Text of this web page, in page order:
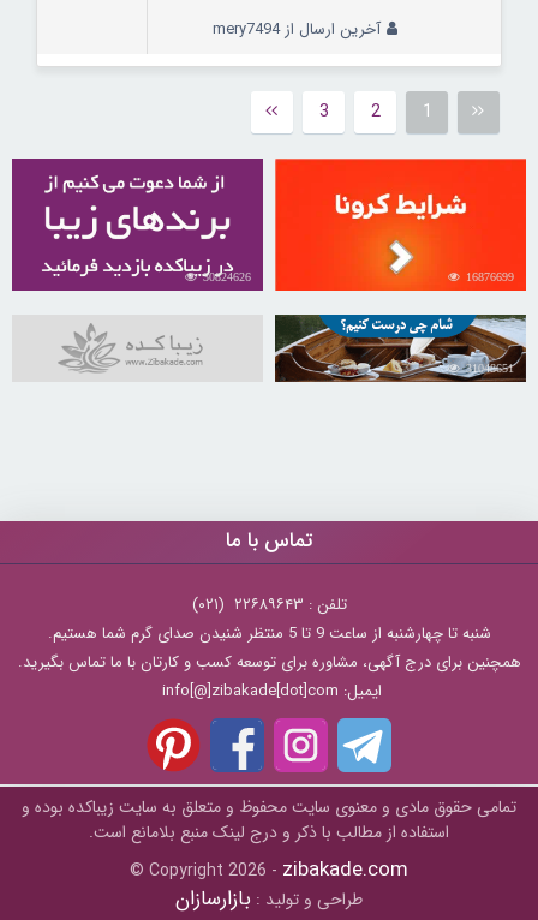
آخرین ارسال از mery7494
1
2
3
16876699
30824626
31048651
تماس با ما
تلفن : ۲۲۶۸۹۶۴۳ (۰۲۱)
شنبه تا چهارشنبه از ساعت 9 تا 5 منتظر شنیدن صدای گرم شما هستیم.
همچنین برای درج آگهی، مشاوره برای توسعه کسب و کارتان با ما تماس بگیرید.
ایمیل: info[@]zibakade[dot]com
تمامی حقوق مادی و معنوی سایت محفوظ و متعلق به سايت زیباکده بوده و
استفاده از مطالب با ذکر و درج لینک منبع بلامانع است.
© Copyright 2026 - zibakade.com
طراحی و تولید : بازارسازان